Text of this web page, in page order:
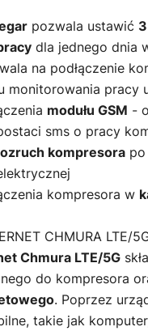
pozwala ustawić 3
dla jednego dnia
na podłączenie
monitorowania pracy
modułu GSM -
sms o pracy
kompresora
kompresora w
CHMURA LTE/
Chmura LTE/5G
do kompresora
. Poprzez
takie jak